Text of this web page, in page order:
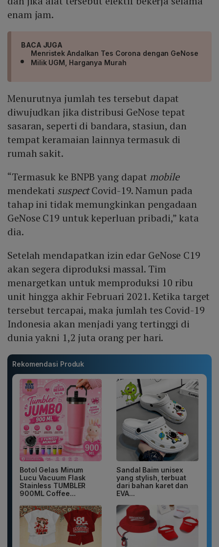
enam jam.
BACA JUGA
Menristek Andalkan Tes Corona dengan GeNose
Milik UGM, Harganya Murah
Menurutnya jumlah tes tersebut dapat
diwujudkan jika distribusi GeNose tepat
sasaran, seperti di bandara, stasiun, dan
tempat keramaian lainnya termasuk di
rumah sakit.
“Termasuk ke BNPB yang dapat mobile
mendekati suspectCovid-19. Namun pada
tahap ini tidak memungkinkan pengadaan
GeNose C19 untuk keperluan pribadi,” kata
dia.
Setelah mendapatkan izin edar GeNose C19
akan segera diproduksi massal. Tim
menargetkan untuk memproduksi 10 ribu
unit hingga akhir Februari 2021. Ketika target
tersebut tercapai, maka jumlah tes Covid-19
Indonesia akan menjadi yang tertinggi di
dunia yakni 1,2 juta orang per hari.
Rekomendasi Produk
Botol Gelas Minum
Lucu Vacuum Flask
Stainless TUMBLER
900ML Coffee...
Sandal Baim unisex
yang stylish, terbuat
dari bahan karet dan
EVA...